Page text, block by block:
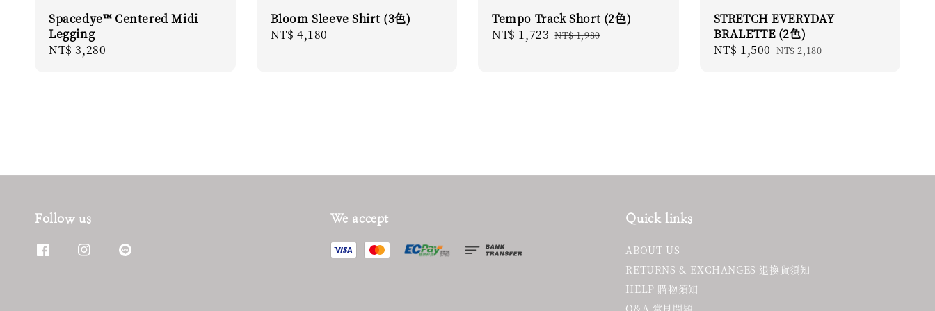
Spacedye™ Centered Midi
Legging
Regular
NT$ 3,280
Bloom Sleeve Shirt (3色)
Regular
NT$ 4,180
Tempo Track Short (2色)
Sale
NT$ 1,723 Regular
NT$ 1,980
STRETCH EVERYDAY
BRALETTE (2色)
Sale
NT$ 1,500 Regular
NT$ 2,180
Follow us We accept Quick links
ABOUT US
RETURNS & EXCHANGES 退換貨須知
HELP 購物須知